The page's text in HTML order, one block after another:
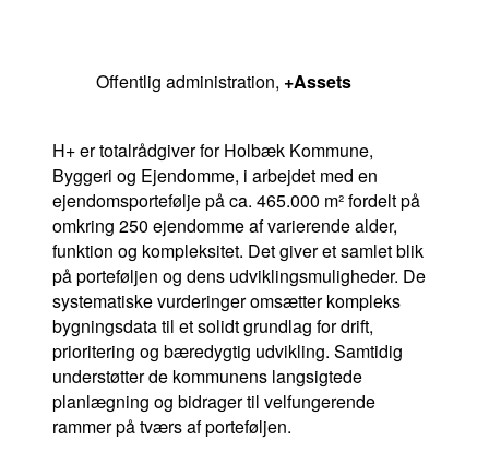
Offentlig administration, +Assets
H+ er totalrådgiver for Holbæk Kommune,
Byggeri og Ejendomme, i arbejdet med en
ejendomsportefølje på ca. 465.000 m² fordelt på
omkring 250 ejendomme af varierende alder,
funktion og kompleksitet. Det giver et samlet blik
på porteføljen og dens udviklingsmuligheder. De
systematiske vurderinger omsætter kompleks
bygningsdata til et solidt grundlag for drift,
prioritering og bæredygtig udvikling. Samtidig
understøtter de kommunens langsigtede
planlægning og bidrager til velfungerende
rammer på tværs af porteføljen.